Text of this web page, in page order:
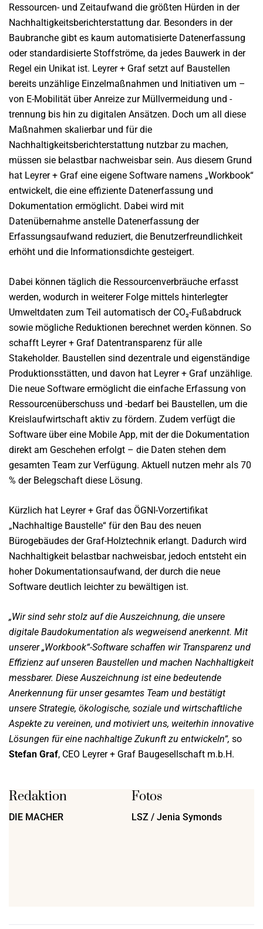
Ressourcen- und Zeitaufwand die größten Hürden in der
Nachhaltigkeitsberichterstattung dar. Besonders in der
Baubranche gibt es kaum automatisierte Datenerfassung
oder standardisierte Stoffströme, da jedes Bauwerk in der
Regel ein Unikat ist. Leyrer + Graf setzt auf Baustellen
bereits unzählige Einzelmaßnahmen und Initiativen um –
von E-Mobilität über Anreize zur Müllvermeidung und -
trennung bis hin zu digitalen Ansätzen. Doch um all diese
Maßnahmen skalierbar und für die
Nachhaltigkeitsberichterstattung nutzbar zu machen,
müssen sie belastbar nachweisbar sein. Aus diesem Grund
hat Leyrer + Graf eine eigene Software namens „Workbook“
entwickelt, die eine effiziente Datenerfassung und
Dokumentation ermöglicht. Dabei wird mit
Datenübernahme anstelle Datenerfassung der
Erfassungsaufwand reduziert, die Benutzerfreundlichkeit
erhöht und die Informationsdichte gesteigert.
Dabei können täglich die Ressourcenverbräuche erfasst
werden, wodurch in weiterer Folge mittels hinterlegter
Umweltdaten zum Teil automatisch der CO₂-Fußabdruck
sowie mögliche Reduktionen berechnet werden können. So
schafft Leyrer + Graf Datentransparenz für alle
Stakeholder. Baustellen sind dezentrale und eigenständige
Produktionsstätten, und davon hat Leyrer + Graf unzählige.
Die neue Software ermöglicht die einfache Erfassung von
Ressourcenüberschuss und -bedarf bei Baustellen, um die
Kreislaufwirtschaft aktiv zu fördern. Zudem verfügt die
Software über eine Mobile App, mit der die Dokumentation
direkt am Geschehen erfolgt – die Daten stehen dem
gesamten Team zur Verfügung. Aktuell nutzen mehr als 70
% der Belegschaft diese Lösung.
Kürzlich hat Leyrer + Graf das ÖGNI-Vorzertifikat
„Nachhaltige Baustelle“ für den Bau des neuen
Bürogebäudes der Graf-Holztechnik erlangt. Dadurch wird
Nachhaltigkeit belastbar nachweisbar, jedoch entsteht ein
hoher Dokumentationsaufwand, der durch die neue
Software deutlich leichter zu bewältigen ist.
„Wir sind sehr stolz auf die Auszeichnung, die unsere
digitale Baudokumentation als wegweisend anerkennt. Mit
unserer „Workbook“-Software schaffen wir Transparenz und
Effizienz auf unseren Baustellen und machen Nachhaltigkeit
messbarer. Diese Auszeichnung ist eine bedeutende
Anerkennung für unser gesamtes Team und bestätigt
unsere Strategie, ökologische, soziale und wirtschaftliche
Aspekte zu vereinen, und motiviert uns, weiterhin innovative
Lösungen für eine nachhaltige Zukunft zu entwickeln“, so
Stefan Graf, CEO Leyrer + Graf Baugesellschaft m.b.H.
Redaktion
DIE MACHER
Fotos
LSZ / Jenia Symonds